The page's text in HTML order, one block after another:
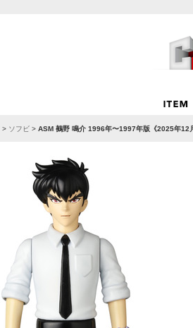
> ソフビ > ASM 鵺野 鳴介 1996年〜1997年版《2025年12